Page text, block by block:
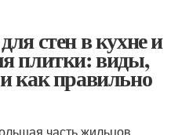
стен в кухне и
плитки: виды,
как правильно